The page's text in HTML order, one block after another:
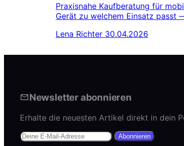
Praxisnahe Kaufberatung für
Gerät zu welchem Einsatz passt
Lena Richter 30.04.2026
Newsletter abonnieren
Erhalte die neuesten Artikel direkt in dein
Abonnieren